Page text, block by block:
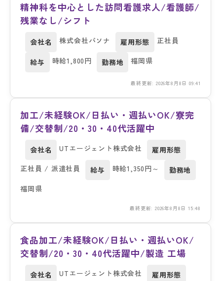
精神科を中心とした訪問看護求人/看護師/
残業なし/シフト
会社名 株式会社パソナ 雇用形態 正社員
給与 時給1,800円 勤務地 福岡県
最終更新: 2026年8月8日 09:41
加工/未経験OK/日払い・週払いOK/寮完
備/交替制/20・30・40代活躍中
会社名 UTエージェント株式会社
雇用形態
正社員 / 派遣社員
給与 時給1,350円～
勤務地
福岡県
最終更新: 2026年8月8日 15:48
食品加工/未経験OK/日払い・週払いOK/
交替制/20・30・40代活躍中/製造 工場
会社名 UTエージェント株式会社
雇用形態